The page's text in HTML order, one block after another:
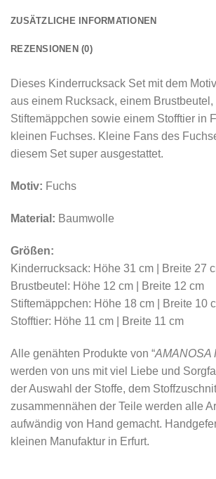
ZUSÄTZLICHE INFORMATIONEN
REZENSIONEN (0)
Dieses Kinderrucksack Set mit dem
aus einem Rucksack, einem Brustbeutel,
Stiftemäppchen sowie einem Stofftier in
kleinen Fuchses. Kleine Fans des
diesem Set super ausgestattet.
Motiv: Fuchs
Material: Baumwolle
Größen:
Kinderrucksack: Höhe 31 cm | Breite 27
Brustbeutel: Höhe 12 cm | Breite 12 cm
Stiftemäppchen: Höhe 18 cm | Breite 10
Stofftier: Höhe 11 cm | Breite 11 cm
Alle genähten Produkte von “AMANOSA
werden von uns mit viel Liebe und
der Auswahl der Stoffe, dem
zusammennähen der Teile werden alle
aufwändig von Hand gemacht.
kleinen Manufaktur in Erfurt.